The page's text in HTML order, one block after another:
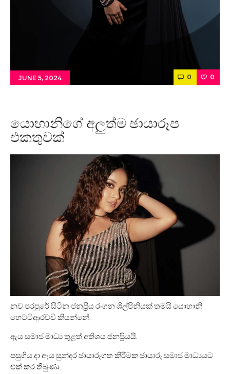
JUNE 5, 2024 0 0
යොහානිගේ අලුත්ම ඡායාරූප
එකතුවක්
නව පරපුරේ සිටින ජනප්‍රිය රංගන ශිල්පිනියක් තමයි යොහානි
හෙට්ටිආරච්චි කියන්නේ.
ඇය සමාජ මාධ්‍ය තුළත් අතිශය ජනප්‍රියයි.
පසුගිය දා ඇය සුන්දර ඡායාරූගත කිරීමක ඡායාරූ සමාජ මාධ්‍යයට
එක් කර තිබුණා.